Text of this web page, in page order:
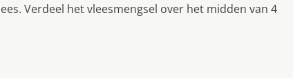
Verdeel het vleesmengsel over het midden van 4